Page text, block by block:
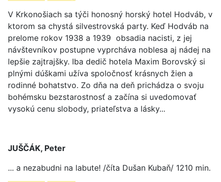
V Krkonošiach sa týči honosný horský hotel Hodváb, v
ktorom sa chystá silvestrovská party. Keď Hodváb na
prelome rokov 1938 a 1939 obsadia nacisti, z jej
návštevníkov postupne vyprcháva noblesa aj nádej na
lepšie zajtrajšky. Iba dedič hotela Maxim Borovský si
plnými dúškami užíva spoločnosť krásnych žien a
rodinné bohatstvo. Zo dňa na deň prichádza o svoju
bohémsku bezstarostnosť a začína si uvedomovať
vysokú cenu slobody, priateľstva a lásky...
JUŠČÁK, Peter
... a nezabudni na labute! /číta Dušan Kubaň/ 1210 min.